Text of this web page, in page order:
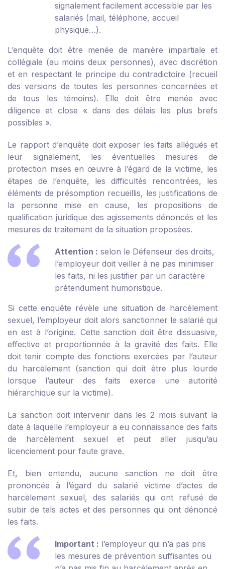
signalement facilement accessible par les
salariés (mail, téléphone, accueil
physique…).
L’enquête doit être menée de manière impartiale et
collégiale (au moins deux personnes), avec discrétion
et en respectant le principe du contradictoire (recueil
des versions de toutes les personnes concernées et
de tous les témoins). Elle doit être menée avec
diligence et close « dans des délais les plus brefs
possibles ».
Le rapport d’enquête doit exposer les faits allégués et
leur signalement, les éventuelles mesures de
protection mises en œuvre à l’égard de la victime, les
étapes de l’enquête, les difficultés rencontrées, les
éléments de présomption recueillis, les justifications de
la personne mise en cause, les propositions de
qualification juridique des agissements dénoncés et les
mesures de traitement de la situation proposées.
Attention : selon le Défenseur des droits,
l’employeur doit veiller à ne pas minimiser
les faits, ni les justifier par un caractère
prétendument humoristique.
Si cette enquête révèle une situation de harcèlement
sexuel, l’employeur doit alors sanctionner le salarié qui
en est à l’origine. Cette sanction doit être dissuasive,
effective et proportionnée à la gravité des faits. Elle
doit tenir compte des fonctions exercées par l’auteur
du harcèlement (sanction qui doit être plus lourde
lorsque l’auteur des faits exerce une autorité
hiérarchique sur la victime).
La sanction doit intervenir dans les 2 mois suivant la
date à laquelle l’employeur a eu connaissance des faits
de harcèlement sexuel et peut aller jusqu’au
licenciement pour faute grave.
Et, bien entendu, aucune sanction ne doit être
prononcée à l’égard du salarié victime d’actes de
harcèlement sexuel, des salariés qui ont refusé de
subir de tels actes et des personnes qui ont dénoncé
les faits.
Important : l’employeur qui n’a pas pris
les mesures de prévention suffisantes ou